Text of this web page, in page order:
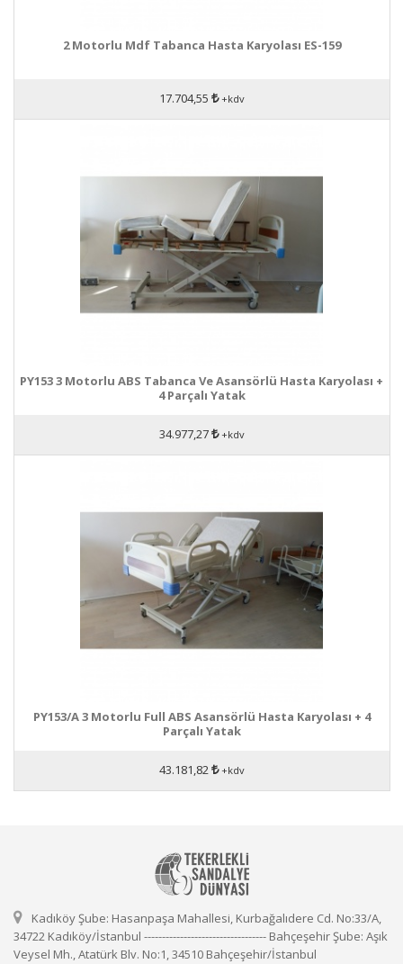
2 Motorlu Mdf Tabanca Hasta Karyolası ES-159
17.704,55 +kdv
PY153 3 Motorlu ABS Tabanca Ve Asansörlü Hasta Karyolası +
4 Parçalı Yatak
34.977,27 +kdv
PY153/A 3 Motorlu Full ABS Asansörlü Hasta Karyolası + 4
Parçalı Yatak
43.181,82 +kdv
Kadıköy Şube: Hasanpaşa Mahallesi, Kurbağalıdere Cd. No:33/A,
34722 Kadıköy/İstanbul ---------------------------------- Bahçeşehir Şube: Aşık
Veysel Mh., Atatürk Blv. No:1, 34510 Bahçeşehir/İstanbul